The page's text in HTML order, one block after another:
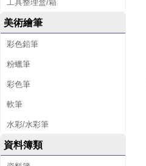
工具整理盒/箱
美術繪筆
彩色鉛筆
粉蠟筆
彩色筆
軟筆
水彩/水彩筆
資料簿類